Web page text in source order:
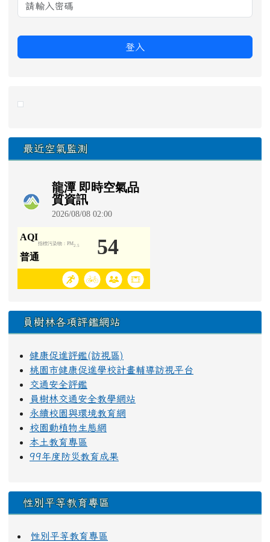
登入
最近空氣監測
員樹林各項評鑑網站
健康促進評鑑(訪視區)
桃園市健康促進學校計畫輔導訪視平台
交通安全評鑑
員樹林交通安全教學網站
永續校園與環境教育網
校園動植物生態網
本土教育專區
99年度防災教育成果
性別平等教育專區
性別平等教育專區